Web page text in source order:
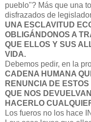
pueblo"? Más que una
disfrazados de
UNA ESCLAVITUD
OBLIGÁNDONOS A
QUE ELLOS Y SUS
VIDA.
Debemos pedir, en la
CADENA HUMANA
RENUNCIA DE
QUE NOS
HACERLO
Los fueros no los hace